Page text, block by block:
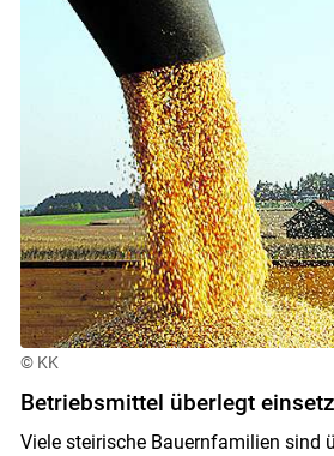
© KK
Betriebsmittel ­überlegt
Viele steirische Bauernfamilien sind